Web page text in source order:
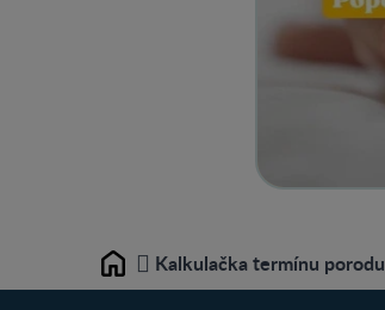
Home Kalkulačka termínu porodu